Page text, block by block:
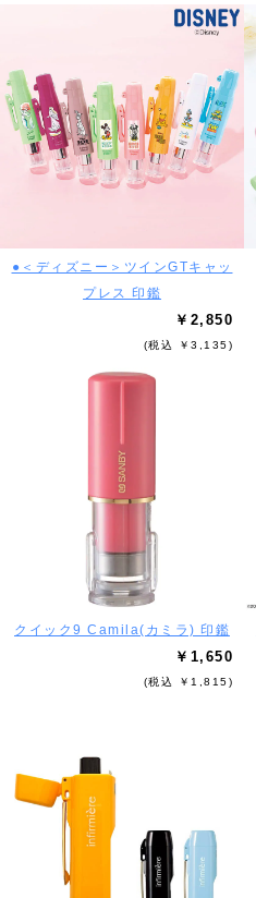
●＜ディズニー＞ツインGTキャッ
プレス 印鑑
￥2,850
(税込 ￥3,135)
クイック9 Camila(カミラ) 印鑑
￥1,650
(税込 ￥1,815)